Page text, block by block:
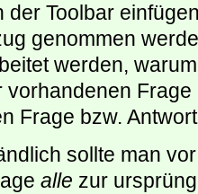
der Toolbar
genommen
werden,
vorhandenen
Frage bzw.
sollte man
alle zur